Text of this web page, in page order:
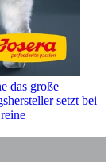
das große
setzt bei